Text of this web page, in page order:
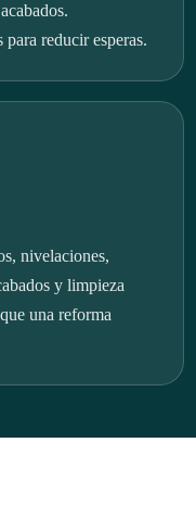
reducir esperas.
nivelaciones,
y limpieza
una reforma